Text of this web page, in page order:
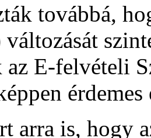
továbbá,
E-felvételi
arra is, hogy